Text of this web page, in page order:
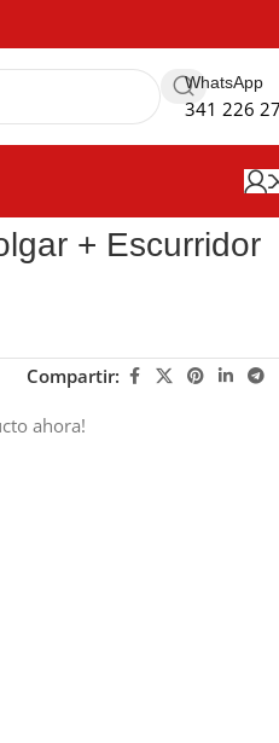
WhatsApp
341 226
+ Escurridor
Compartir:
ahora!